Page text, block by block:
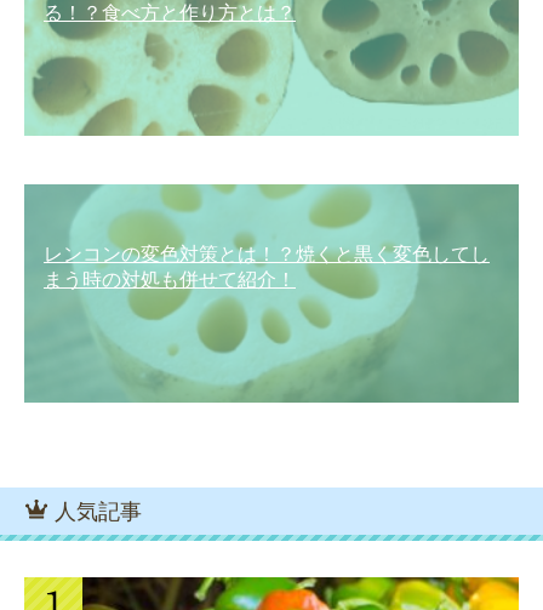
る！？食べ方と作り方とは？
レンコンの変色対策とは！？焼くと黒く変色してし
まう時の対処も併せて紹介！
人気記事